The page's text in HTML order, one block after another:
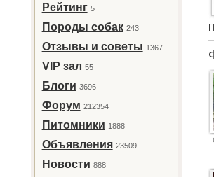
Рейтинг 5
Породы собак 243
Отзывы и советы 1367
VIP зал 55
Блоги 3696
Форум 212354
Питомники 1888
Объявления 23509
Новости 888